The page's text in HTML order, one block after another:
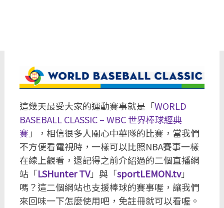
這幾天最受大家的運動賽事就是「WORLD
BASEBALL CLASSIC – WBC 世界棒球經典
賽」，相信很多人關心中華隊的比賽，當我們
不方便看電視時，一樣可以比照NBA賽事一樣
在線上觀看，還記得之前介紹過的二個直播網
站「LSHunter TV」與「sportLEMON.tv」
嗎？這二個網站也支援棒球的賽事喔，讓我們
來回味一下怎麼使用吧，免註冊就可以看喔。